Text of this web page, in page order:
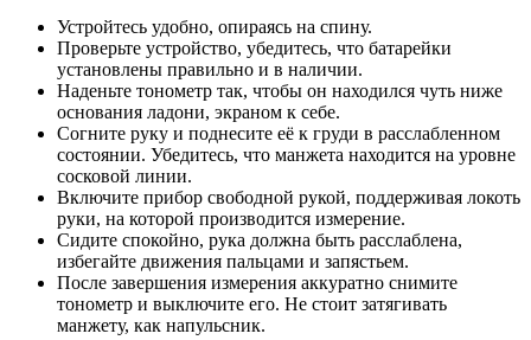
Устройтесь удобно, опираясь на спину.
Проверьте устройство, убедитесь, что батарейки
установлены правильно и в наличии.
Наденьте тонометр так, чтобы он находился чуть ниже
основания ладони, экраном к себе.
Согните руку и поднесите её к груди в расслабленном
состоянии. Убедитесь, что манжета находится на уровне
сосковой линии.
Включите прибор свободной рукой, поддерживая локоть
руки, на которой производится измерение.
Сидите спокойно, рука должна быть расслаблена,
избегайте движения пальцами и запястьем.
После завершения измерения аккуратно снимите
тонометр и выключите его. Не стоит затягивать
манжету, как напульсник.